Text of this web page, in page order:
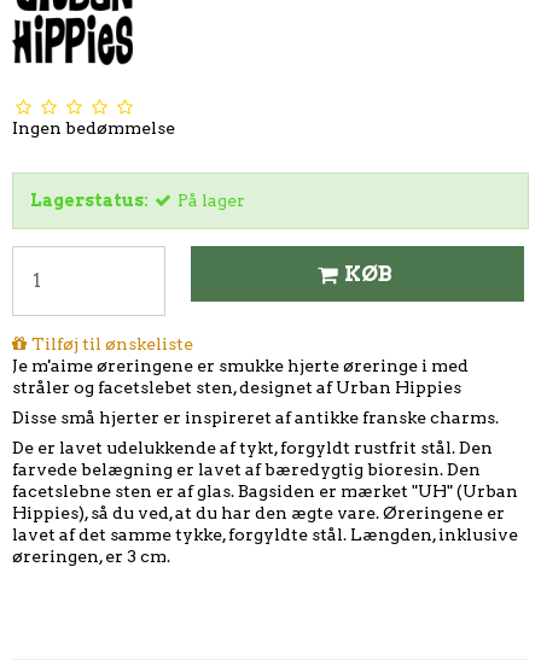
Ingen bedømmelse
Lagerstatus: På lager
KØB
Tilføj til ønskeliste
Je m'aime øreringene er smukke hjerte øreringe i med
stråler og facetslebet sten, designet af Urban Hippies
Disse små hjerter er inspireret af antikke franske charms.
De er lavet udelukkende af tykt, forgyldt rustfrit stål. Den
farvede belægning er lavet af bæredygtig bioresin. Den
facetslebne sten er af glas. Bagsiden er mærket "UH" (Urban
Hippies), så du ved, at du har den ægte vare. Øreringene er
lavet af det samme tykke, forgyldte stål. Længden, inklusive
øreringen, er 3 cm.